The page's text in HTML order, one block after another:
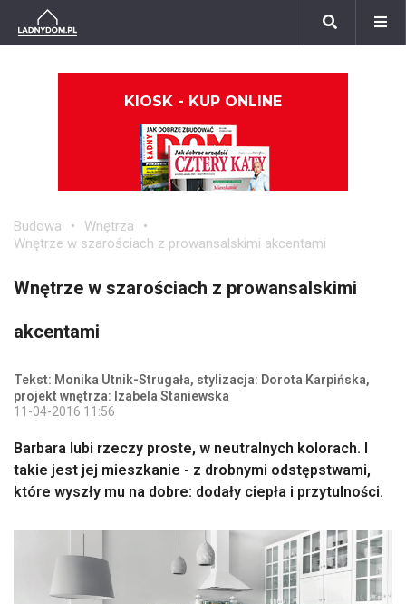
KIOSK - KUP ONLINE
Budowa
Wnętrza
Wnętrze w szarościach z prowansalskimi akcentami
Wnętrze w szarościach z prowansalskimi
akcentami
Tekst: Monika Utnik-Strugała, stylizacja: Dorota Karpińska,
projekt wnętrza: Izabela Staniewska
11-04-2016 11:56
Barbara lubi rzeczy proste, w neutralnych kolorach. I
takie jest jej mieszkanie - z drobnymi odstępstwami,
które wyszły mu na dobre: dodały ciepła i przytulności.